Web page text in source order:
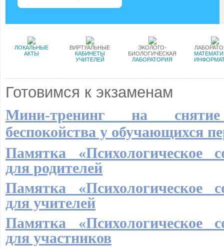
ЛОКАЛЬНЫЕ
АКТЫ
ВИРТУАЛЬНЫЕ
КАБИНЕТЫ
УЧИТЕЛЕЙ
ЭКОЛОГО-
БИОЛОГИЧЕСКАЯ
ЛАБОРАТОРИЯ
Готовимся к экзаменам
Мини-тренинг на
беспокойства у обучающихся
Памятка «Психологическое
для родителей
Памятка «Психологическое
для учителей
Памятка «Психологическое
для участников